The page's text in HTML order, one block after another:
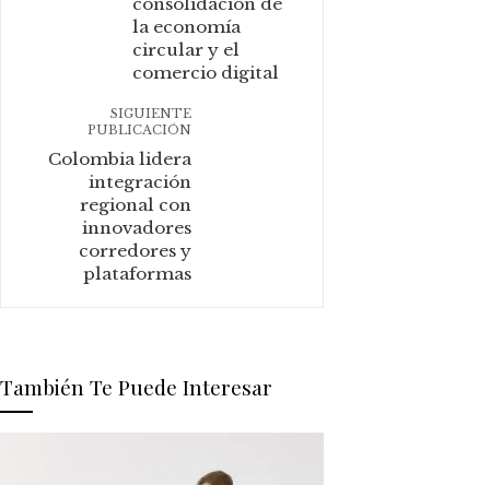
la economía
circular y el
comercio digital
SIGUIENTE
PUBLICACIÓN
Colombia lidera
integración
regional con
innovadores
corredores y
plataformas
También Te Puede Interesar